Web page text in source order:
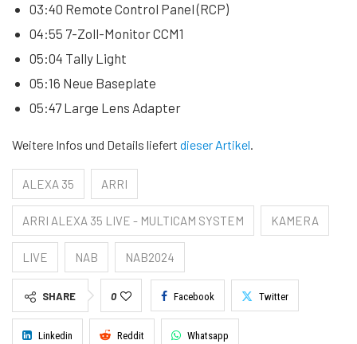
03:40 Remote Control Panel (RCP)
04:55 7-Zoll-Monitor CCM1
05:04 Tally Light
05:16 Neue Baseplate
05:47 Large Lens Adapter
Weitere Infos und Details liefert dieser Artikel.
ALEXA 35 ARRI
ARRI ALEXA 35 LIVE - MULTICAM SYSTEM KAMERA
LIVE NAB NAB2024
SHARE 0 Facebook Twitter
Linkedin Reddit Whatsapp